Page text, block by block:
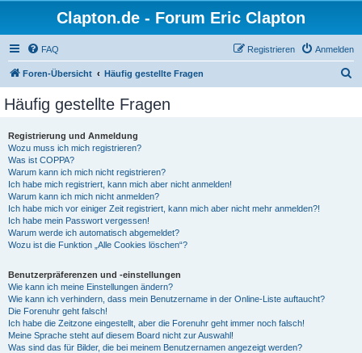
Clapton.de - Forum Eric Clapton
FAQ Anmelden
Registrieren
Foren-Übersicht Häufig gestellte Fragen
Häufig gestellte Fragen
Registrierung und Anmeldung
Wozu muss ich mich registrieren?
Was ist COPPA?
Warum kann ich mich nicht registrieren?
Ich habe mich registriert, kann mich aber nicht anmelden!
Warum kann ich mich nicht anmelden?
Ich habe mich vor einiger Zeit registriert, kann mich aber nicht mehr anmelden?!
Ich habe mein Passwort vergessen!
Warum werde ich automatisch abgemeldet?
Wozu ist die Funktion „Alle Cookies löschen“?
Benutzerpräferenzen und -einstellungen
Wie kann ich meine Einstellungen ändern?
Wie kann ich verhindern, dass mein Benutzername in der Online-Liste auftaucht?
Die Forenuhr geht falsch!
Ich habe die Zeitzone eingestellt, aber die Forenuhr geht immer noch falsch!
Meine Sprache steht auf diesem Board nicht zur Auswahl!
Was sind das für Bilder, die bei meinem Benutzernamen angezeigt werden?